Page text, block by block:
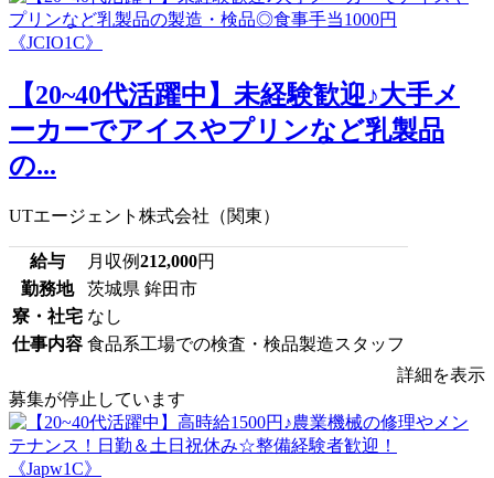
【20~40代活躍中】未経験歓迎♪大手メ
ーカーでアイスやプリンなど乳製品
の...
UTエージェント株式会社（関東）
給与 月収例212,000円
勤務地
茨城県 鉾田市
寮・社宅 なし
仕事内容 食品系工場での検査・検品製造スタッフ
詳細を表示
募集が停止しています